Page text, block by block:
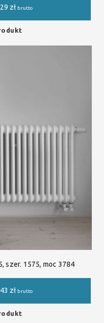
zł brutto
szer. 1575, moc 3784
zł brutto